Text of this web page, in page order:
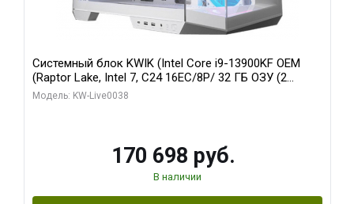
Системный блок KWIK (Intel Core i9-13900KF OEM
(Raptor Lake, Intel 7, C24 16EC/8P/ 32 ГБ ОЗУ (2
модуля)/ Gigabyte RX9070XT GAMING OC 16GB GDDR6
Модель: KW-Live0038
170 698 руб.
В наличии